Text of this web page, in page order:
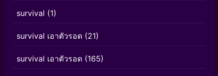
survival (1)
survival เอาตัวรอด (21)
survival เอาตัวรอด (165)